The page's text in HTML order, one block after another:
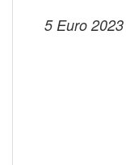
5 Euro